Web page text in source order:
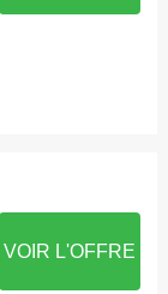
VOIR L'OFFRE